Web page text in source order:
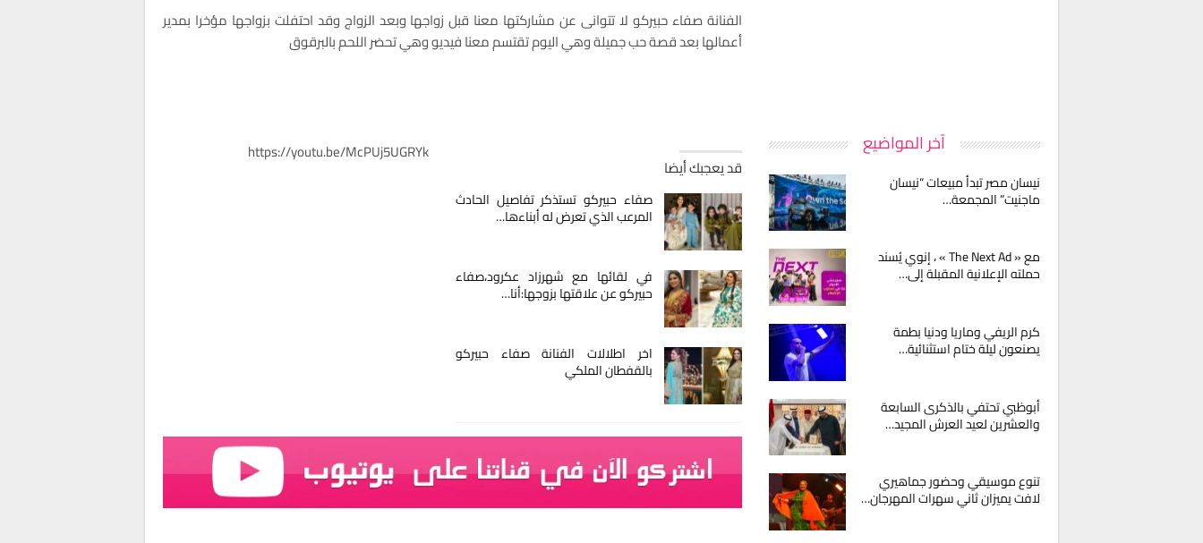
الفنانة صفاء حبيركو لا تتوانى عن مشاركتها معنا قبل زواجها وبعد الزواج وقد احتفلت بزواجها مؤخرا بمدير
أعمالها بعد قصة حب جميلة وهي اليوم تقتسم معنا فيديو وهي تحضر اللحم بالبرقوق
قد يعجبك أيضا
صفاء حبيركو تستذكر تفاصيل الحادث
المرعب الذي تعرض له أبناءها…
في لقائها مع شهرزاد عكرود،صفاء
حبيركو عن علاقتها بزوجها:أنا…
اخر اطلالات الفنانة صفاء حبيركو
بالقفطان الملكي
https://youtu.be/McPUj5UGRYk آخر المواضيع
نيسان مصر تبدأ مبيعات “نيسان
ماجنيت” المجمعة…
مع « The Next Ad » ، إنوي يُسند
حملته الإعلانية المقبلة إلى…
كرم الريفي وماريا ودنيا بطمة
يصنعون ليلة ختام استثنائية…
أبوظبي تحتفي بالذكرى السابعة
والعشرين لعيد العرش المجيد…
تنوع موسيقي وحضور جماهيري
لافت يميزان ثاني سهرات المهرجان…